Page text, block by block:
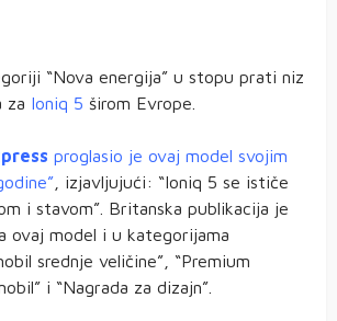
“Nova energija” u stopu prati niz
za Ioniq 5 širom Evrope.
proglasio je ovaj model svojim
, izjavljujući: “Ioniq 5 se ističe
i stavom”. Britanska publikacija je
ovaj model i u kategorijama
srednje veličine”, “Premium
i “Nagrada za dizajn”.